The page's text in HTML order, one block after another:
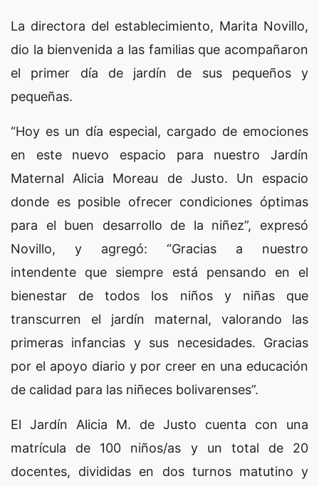
La directora del establecimiento, Marita Novillo,
dio la bienvenida a las familias que acompañaron
el primer día de jardín de sus pequeños y
pequeñas.
“Hoy es un día especial, cargado de emociones
en este nuevo espacio para nuestro Jardín
Maternal Alicia Moreau de Justo. Un espacio
donde es posible ofrecer condiciones óptimas
para el buen desarrollo de la niñez”, expresó
Novillo, y agregó: “Gracias a nuestro
intendente que siempre está pensando en el
bienestar de todos los niños y niñas que
transcurren el jardín maternal, valorando las
primeras infancias y sus necesidades. Gracias
por el apoyo diario y por creer en una educación
de calidad para las niñeces bolivarenses”.
El Jardín Alicia M. de Justo cuenta con una
matrícula de 100 niños/as y un total de 20
docentes, divididas en dos turnos matutino y